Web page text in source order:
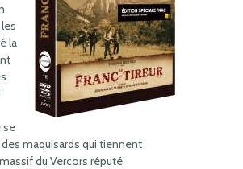
la
se
maquisards qui tiennent
du Vercors réputé